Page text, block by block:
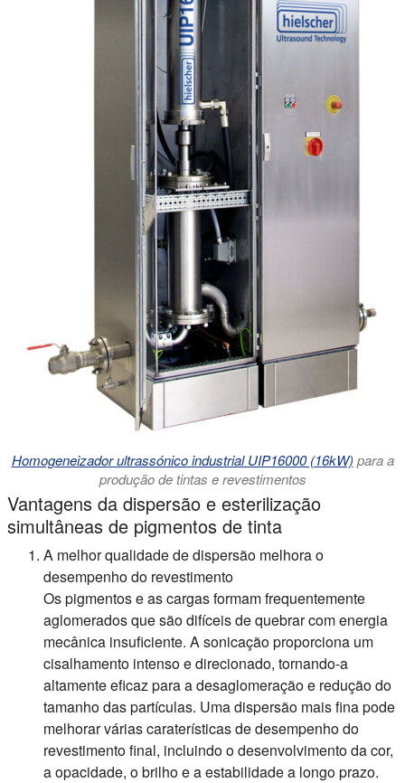
Homogeneizador ultrassónico industrial UIP16000 (16kW) para a
produção de tintas e revestimentos
Vantagens da dispersão e esterilização
simultâneas de pigmentos de tinta
A melhor qualidade de dispersão melhora o
desempenho do revestimento
Os pigmentos e as cargas formam frequentemente
aglomerados que são difíceis de quebrar com energia
mecânica insuficiente. A sonicação proporciona um
cisalhamento intenso e direcionado, tornando-a
altamente eficaz para a desaglomeração e redução do
tamanho das partículas. Uma dispersão mais fina pode
melhorar várias caraterísticas de desempenho do
revestimento final, incluindo o desenvolvimento da cor,
a opacidade, o brilho e a estabilidade a longo prazo.